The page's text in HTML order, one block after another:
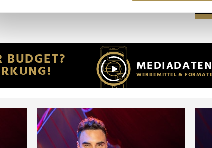
verwenden Cookies, um Inhalte und Anzeigen zu
an unsere Partner für soziale Medien, Werbung und
mit weiteren Daten zusammen, die Sie ihnen
Dienste gesammelt haben.